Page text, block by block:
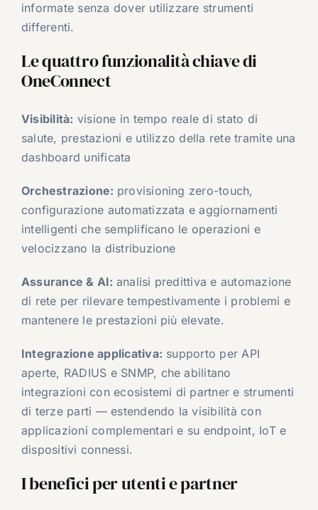
informate senza dover utilizzare strumenti
differenti.
Le quattro funzionalità chiave di
OneConnect
Visibilità: visione in tempo reale di stato di
salute, prestazioni e utilizzo della rete tramite una
dashboard unificata
Orchestrazione: provisioning zero-touch,
configurazione automatizzata e aggiornamenti
intelligenti che semplificano le operazioni e
velocizzano la distribuzione
Assurance & AI: analisi predittiva e automazione
di rete per rilevare tempestivamente i problemi e
mantenere le prestazioni più elevate.
Integrazione applicativa: supporto per API
aperte, RADIUS e SNMP, che abilitano
integrazioni con ecosistemi di partner e strumenti
di terze parti — estendendo la visibilità con
applicazioni complementari e su endpoint, IoT e
dispositivi connessi.
I benefici per utenti e partner